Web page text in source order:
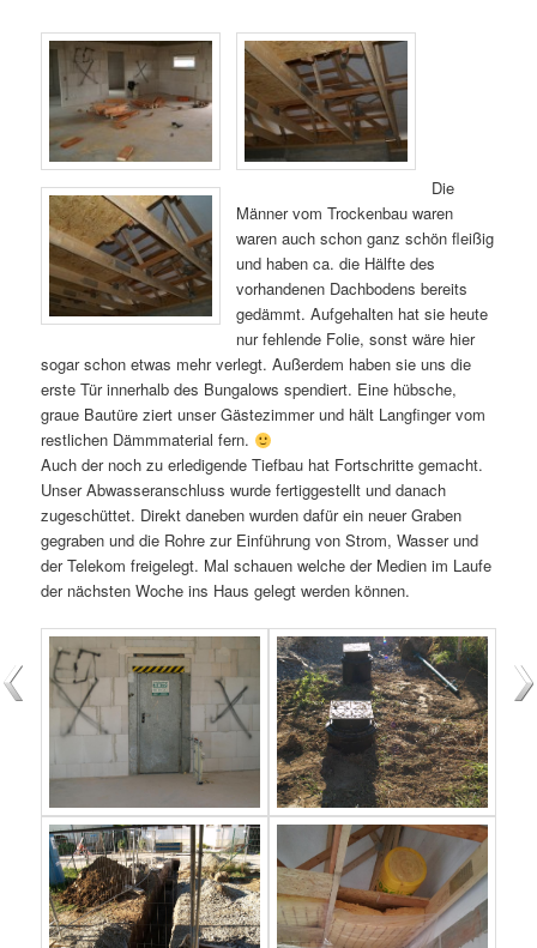
Die
Männer vom Trockenbau waren
waren auch schon ganz schön fleißig
und haben ca. die Hälfte des
vorhandenen Dachbodens bereits
gedämmt. Aufgehalten hat sie heute
nur fehlende Folie, sonst wäre hier
sogar schon etwas mehr verlegt. Außerdem haben sie uns die
erste Tür innerhalb des Bungalows spendiert. Eine hübsche,
graue Bautüre ziert unser Gästezimmer und hält Langfinger vom
restlichen Dämmmaterial fern.
Auch der noch zu erledigende Tiefbau hat Fortschritte gemacht.
Unser Abwasseranschluss wurde fertiggestellt und danach
zugeschüttet. Direkt daneben wurden dafür ein neuer Graben
gegraben und die Rohre zur Einführung von Strom, Wasser und
der Telekom freigelegt. Mal schauen welche der Medien im Laufe
der nächsten Woche ins Haus gelegt werden können.